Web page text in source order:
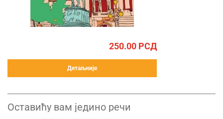
250.00 РСД
Детаљније
Оставићу вам једино речи